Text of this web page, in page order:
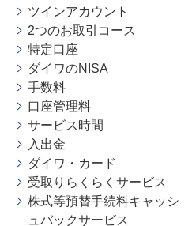
ツインアカウント
2つのお取引コース
特定口座
ダイワのNISA
手数料
口座管理料
サービス時間
入出金
ダイワ・カード
受取りらくらくサービス
株式等預替手続料キャッシ
ュバックサービス